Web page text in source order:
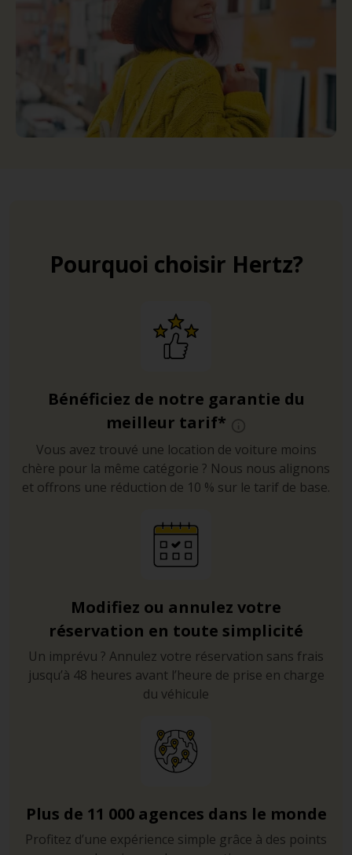
Pourquoi choisir Hertz?
Bénéficiez de notre garantie du
meilleur tarif*
Vous avez trouvé une location de voiture moins
chère pour la même catégorie ? Nous nous alignons
et offrons une réduction de 10 % sur le tarif de base.
Modifiez ou annulez votre
réservation en toute simplicité
Un imprévu ? Annulez votre réservation sans frais
jusqu’à 48 heures avant l’heure de prise en charge
du véhicule
Plus de 11 000 agences dans le monde
Profitez d’une expérience simple grâce à des points